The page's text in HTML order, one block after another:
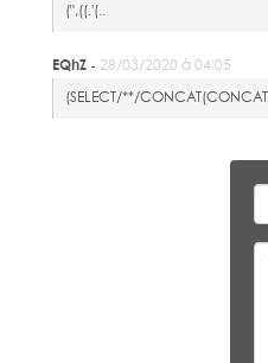
(",((.'(..
EQhZ - 28/03/2020 à 04:05
(SELECT/**/